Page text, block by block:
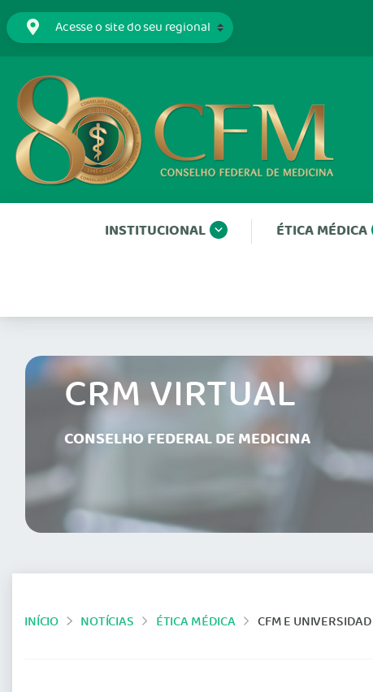
INSTITUCIONAL ÉTICA MÉDICA
CRM VIRTUAL
CONSELHO FEDERAL DE MEDICINA
INÍCIO NOTÍCIAS ÉTICA MÉDICA CFM E UNIVERSIDADE DO